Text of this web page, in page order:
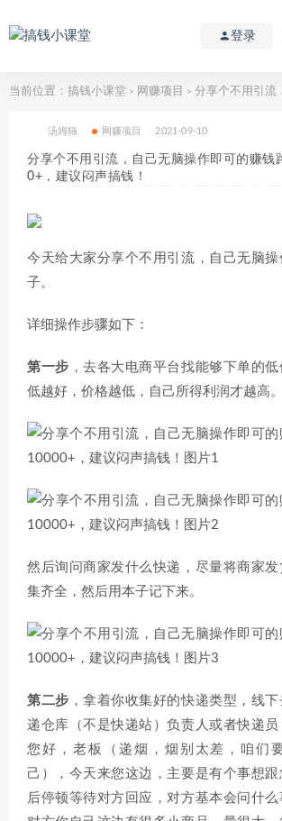
登录
当前位置： 搞钱小课堂 > 网赚项目 > 分享个不用引流，自己无脑操作即可
汤姆猫 网赚项目 2021-09-10
分享个不用引流，自己无脑操作即可的赚钱
0+，建议闷声搞钱！
今天给大家分享个不用引流，自己无脑
子。
详细操作步骤如下：
第一步 ，去各大电商平台找能够下单的
低越好，价格越低，自己所得利润才越高。
然后询问商家发什么快递，尽量将商家
集齐全，然后用本子记下来。
第二步 ，拿着你收集好的快递类型，线
递仓库（不是快递站）负责人或者快递员
您好，老板（递烟，烟别太差，咱们
己），今天来您这边，主要是有个事想
后停顿等待对方回应，对方基本会问什